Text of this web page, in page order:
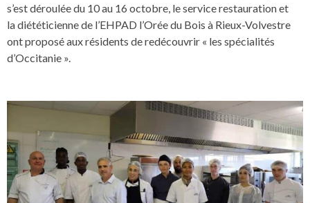
s’est déroulée du 10 au 16 octobre, le service restauration et
la diététicienne de l’EHPAD l’Orée du Bois à Rieux-Volvestre
ont proposé aux résidents de redécouvrir « les spécialités
d’Occitanie ».